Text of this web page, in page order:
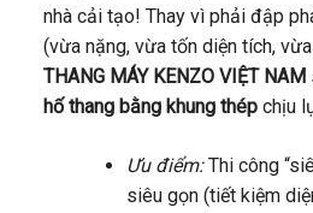
nhà cải tạo! Thay vì phải đập
(vừa nặng, vừa tốn diện tích,
THANG MÁY KENZO VIỆT NAM
hố thang bằng khung thépchịu
Ưu điểm:Thi công
siêu gọn (tiết kiệm